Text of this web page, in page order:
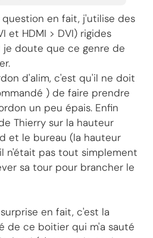
en fait, j'utilise des
et HDMI > DVI) rigides
doute que ce genre de
d'alim, c'est qu'il ne doit
) de faire prendre
un peu épais. Enfin
Thierry sur la hauteur
et le bureau (la hauteur
n'était pas tout simplement
sa tour pour brancher le
en fait, c'est la
de ce boitier qui m'a sauté